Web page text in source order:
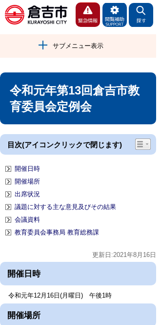
サブメニュー表示
令和元年第13回倉吉市教
育委員会定例会
目次(アイコンクリックで閉じます)
開催日時
開催場所
出席状況
議題に対する主な意見及びその結果
会議資料
教育委員会事務局 教育総務課
更新日:2021年8月16日
開催日時
令和元年12月16日(月曜日) 午後1時
開催場所